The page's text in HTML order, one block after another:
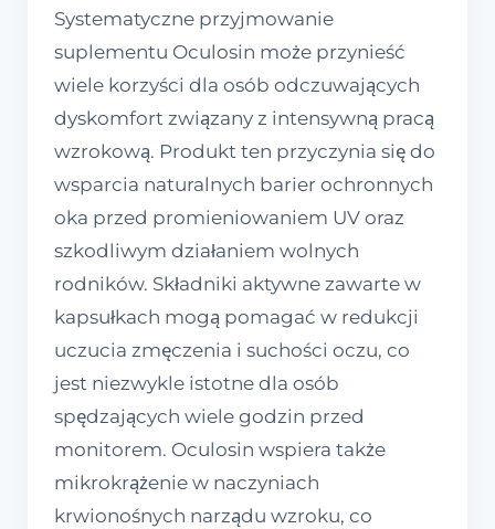
Systematyczne przyjmowanie
suplementu Oculosin może przynieść
wiele korzyści dla osób odczuwających
dyskomfort związany z intensywną pracą
wzrokową. Produkt ten przyczynia się do
wsparcia naturalnych barier ochronnych
oka przed promieniowaniem UV oraz
szkodliwym działaniem wolnych
rodników. Składniki aktywne zawarte w
kapsułkach mogą pomagać w redukcji
uczucia zmęczenia i suchości oczu, co
jest niezwykle istotne dla osób
spędzających wiele godzin przed
monitorem. Oculosin wspiera także
mikrokrążenie w naczyniach
krwionośnych narządu wzroku, co